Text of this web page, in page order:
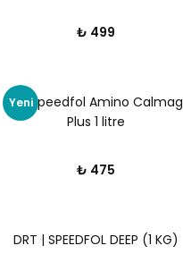
₺ 499
Yeni
Drt Speedfol Amino Calmag
Plus 1 litre
₺ 475
DRT | SPEEDFOL DEEP (1 KG)